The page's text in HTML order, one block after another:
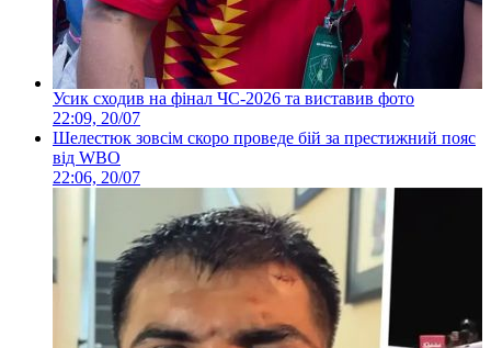
Усик сходив на фінал ЧС-2026 та виставив фото
22:09, 20/07
Шелестюк зовсім скоро проведе бій за престижний пояс
від WBO
22:06, 20/07